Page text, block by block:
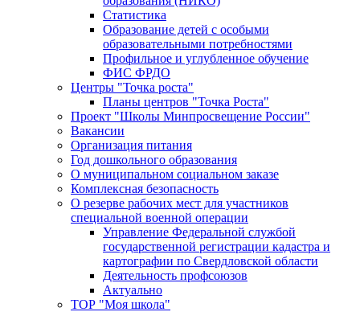
Статистика
Образование детей с особыми
образовательными потребностями
Профильное и углубленное обучение
ФИС ФРДО
Центры "Точка роста"
Планы центров "Точка Роста"
Проект "Школы Минпросвещение России"
Вакансии
Организация питания
Год дошкольного образования
О муниципальном социальном заказе
Комплексная безопасность
О резерве рабочих мест для участников
специальной военной операции
Управление Федеральной службой
государственной регистрации кадастра и
картографии по Свердловской области
Деятельность профсоюзов
Актуально
ТОР "Моя школа"